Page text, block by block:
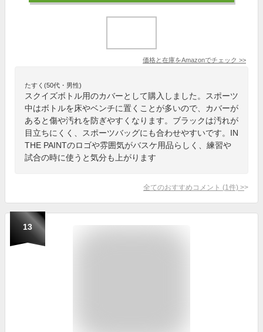
価格と在庫をAmazonでチェック >>
たすく(50代・男性)
スクイズボトル用のカバーとして購入しました。スポーツ
中はボトルを床やベンチに置くことが多いので、カバーが
あると傷や汚れを防ぎやすくなります。ブラックは汚れが
目立ちにくく、スポーツバッグにも合わせやすいです。IN
THE PAINTのロゴや雰囲気がバスケ用品らしく、練習や
試合の時に使うと気分も上がります
全てのおすすめコメント (1 件) >
13